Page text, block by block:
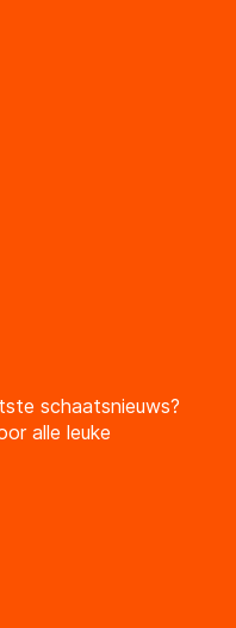
schaatsnieuws?
alle leuke